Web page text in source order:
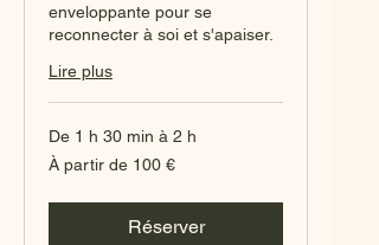
enveloppante pour se
reconnecter à soi et s'apaiser.
Lire plus
De 1 h 30 min à 2 h
À
partir
À partir de 100 €
Réserver